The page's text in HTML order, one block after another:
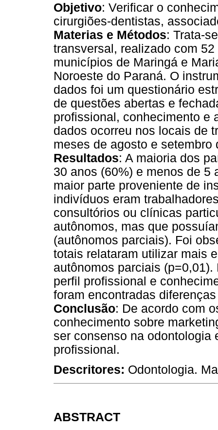
Objetivo: Verificar o
cirurgiões-dentistas,
Materias e Métodos: Trata-
transversal, realizado com
municípios de Maringá e
Noroeste do Paraná. O
dados foi um questionário
de questões abertas e
profissional, conhecimento e
dados ocorreu nos locais de
meses de agosto e setembro
Resultados: A maioria dos
30 anos (60%) e menos de 5
maior parte proveniente de
indivíduos eram
consultórios ou clínicas
autônomos, mas que
(autônomos parciais). Foi
totais relataram utilizar mais
autônomos parciais
perfil profissional e
foram encontradas
Conclusão: De acordo com
conhecimento sobre
ser consenso na odontologia
profissional.
Descritores: Odontologia.
ABSTRACT